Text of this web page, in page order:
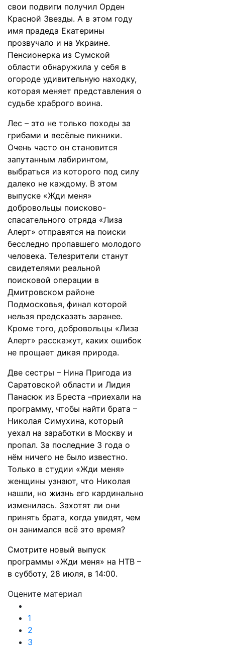
свои подвиги получил Орден
Красной Звезды. А в этом году
имя прадеда Екатерины
прозвучало и на Украине.
Пенсионерка из Сумской
области обнаружила у себя в
огороде удивительную находку,
которая меняет представления о
судьбе храброго воина.
Лес – это не только походы за
грибами и весёлые пикники.
Очень часто он становится
запутанным лабиринтом,
выбраться из которого под силу
далеко не каждому. В этом
выпуске «Жди меня»
добровольцы поисково-
спасательного отряда «Лиза
Алерт» отправятся на поиски
бесследно пропавшего молодого
человека. Телезрители станут
свидетелями реальной
поисковой операции в
Дмитровском районе
Подмосковья, финал которой
нельзя предсказать заранее.
Кроме того, добровольцы «Лиза
Алерт» расскажут, каких ошибок
не прощает дикая природа.
Две сестры – Нина Пригода из
Саратовской области и Лидия
Панасюк из Бреста –приехали на
программу, чтобы найти брата –
Николая Симухина, который
уехал на заработки в Москву и
пропал. За последние 3 года о
нём ничего не было известно.
Только в студии «Жди меня»
женщины узнают, что Николая
нашли, но жизнь его кардинально
изменилась. Захотят ли они
принять брата, когда увидят, чем
он занимался всё это время?
Смотрите новый выпуск
программы «Жди меня» на НТВ –
в субботу, 28 июля, в 14:00.
Оцените материал
1
2
3